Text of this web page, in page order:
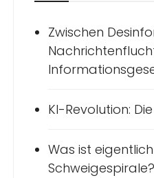
Zwischen
KI-Revolution:
Was ist
Schweigespirale?